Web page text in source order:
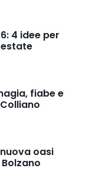
4 idee per
fiabe e
oasi